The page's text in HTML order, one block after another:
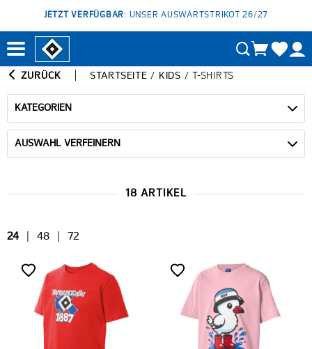
JETZT VERFÜGBAR: UNSER AUSWÄRTSTRIKOT 26/27
ZURÜCK STARTSEITE / KIDS / T-SHIRTS
KATEGORIEN
AUSWAHL VERFEINERN
18 ARTIKEL
24 48 72